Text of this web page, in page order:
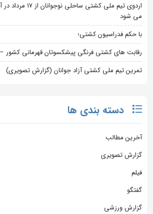
اردوی تیم ملی کشتی
می شود
با حکم فدراسیون کشتی؛
رقابت های کشتی فرنگی پیشکسوتان قهرمانی کشور
تمرین تیم ملی کشتی آزاد جوانان (گزارش تصویری)
دسته بندی ها
آخرین مطالب
گزارش تصویری
فیلم
گفتگو
گزارش ورزشی